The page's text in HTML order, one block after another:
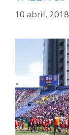
10 abril, 2018